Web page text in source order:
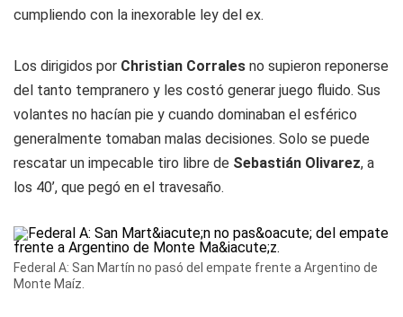
cumpliendo con la inexorable ley del ex.
Los dirigidos por Christian Corrales no supieron reponerse
del tanto tempranero y les costó generar juego fluido. Sus
volantes no hacían pie y cuando dominaban el esférico
generalmente tomaban malas decisiones. Solo se puede
rescatar un impecable tiro libre de Sebastián Olivarez, a
los 40’, que pegó en el travesaño.
Federal A: San Martín no pasó del empate frente a Argentino de
Monte Maíz.